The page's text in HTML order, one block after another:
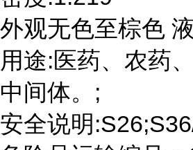
外观无色至棕色
用途:医药、农药
中间体。;
安全说明